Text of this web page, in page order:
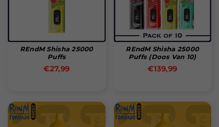
REndM Shisha 25000
Puffs
Normale
€27,99
REndM Shisha 25000
Puffs (Doos Van 10)
Normale
€139,99